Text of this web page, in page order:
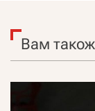
Вам